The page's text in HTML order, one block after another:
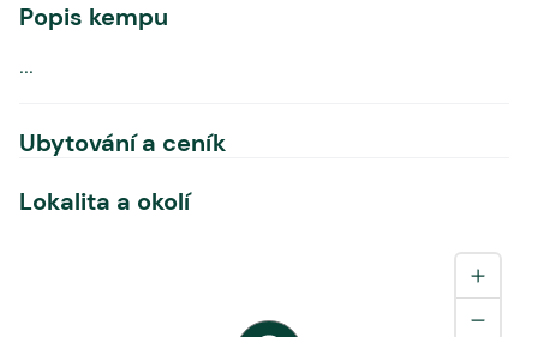
Popis kempu
...
Ubytování a ceník
Lokalita a okolí